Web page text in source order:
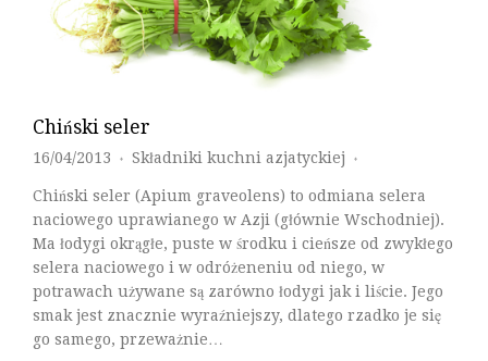
Chiński seler
16/04/2013 ♦ Składniki kuchni azjatyckiej ♦
Chiński seler (Apium graveolens) to odmiana selera
naciowego uprawianego w Azji (głównie Wschodniej).
Ma łodygi okrągłe, puste w środku i cieńsze od zwykłego
selera naciowego i w odróżeneniu od niego, w
potrawach używane są zarówno łodygi jak i liście. Jego
smak jest znacznie wyraźniejszy, dlatego rzadko je się
go samego, przeważnie…